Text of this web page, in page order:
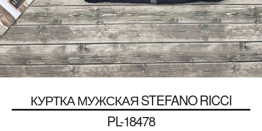
КУРТКА МУЖСКАЯSTEFANO RICCI
PL-18478